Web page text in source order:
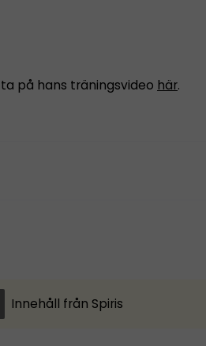
på hans träningsvideo här.
Innehåll från Spiris